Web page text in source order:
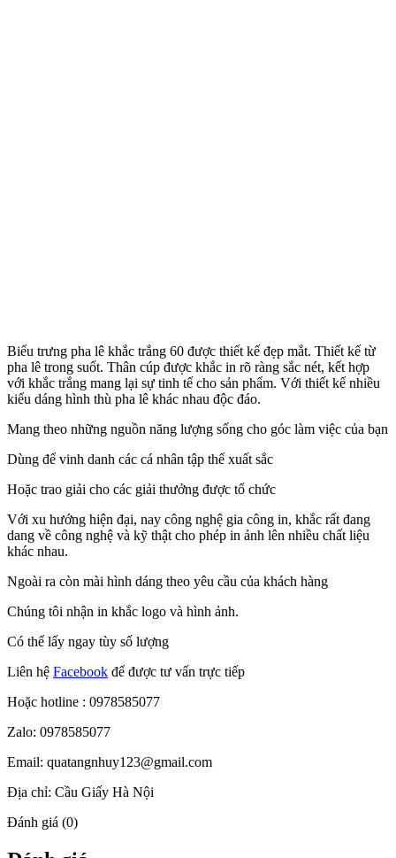
Biểu trưng pha lê khắc trắng 60 được thiết kế đẹp mắt. Thiết kế từ
pha lê trong suốt. Thân cúp được khắc in rõ ràng sắc nét, kết hợp
với khắc trắng mang lại sự tinh tế cho sản phẩm. Với thiết kế nhiều
kiểu dáng hình thù pha lê khác nhau độc đáo.
Mang theo những nguồn năng lượng sống cho góc làm việc của bạn
Dùng để vinh danh các cá nhân tập thể xuất sắc
Hoặc trao giải cho các giải thưởng được tổ chức
Với xu hướng hiện đại, nay công nghệ gia công in, khắc rất đang
dang về công nghệ và kỹ thật cho phép in ảnh lên nhiều chất liệu
khác nhau.
Ngoài ra còn mài hình dáng theo yêu cầu của khách hàng
Chúng tôi nhận in khắc logo và hình ảnh.
Có thể lấy ngay tùy số lượng
Liên hệ Facebook để được tư vấn trực tiếp
Hoặc hotline : 0978585077
Zalo: 0978585077
Email: quatangnhuy123@gmail.com
Địa chỉ: Cầu Giấy Hà Nội
Đánh giá (0)